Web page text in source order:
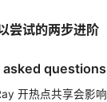
尝试的两步进阶
asked questions
开热点共享会影